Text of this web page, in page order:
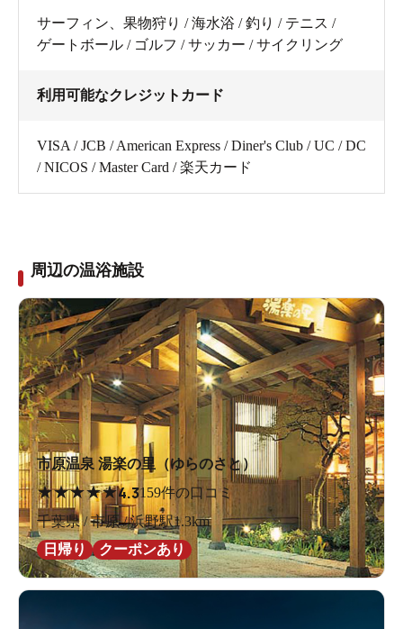
サーフィン、果物狩り / 海水浴 / 釣り / テニス /
ゲートボール / ゴルフ / サッカー / サイクリング
利用可能なクレジットカード
VISA / JCB / American Express / Diner's Club / UC / DC
/ NICOS / Master Card / 楽天カード
周辺の温浴施設
市原温泉 湯楽の里（ゆらのさと）
★★★★★4.3159件の口コミ
千葉県 / 市原 / 浜野駅1.3km
日帰り
クーポンあり